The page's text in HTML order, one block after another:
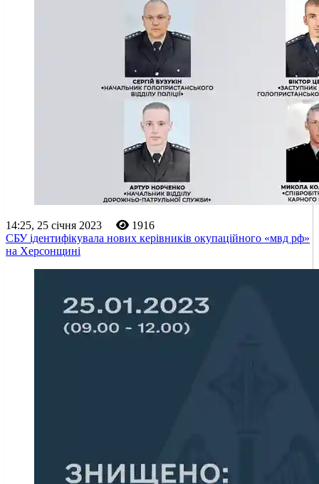
14:25, 25 січня 2023
1916
СБУ ідентифікувала нових керівників окупаційного «мвд рф»
на Херсонщині